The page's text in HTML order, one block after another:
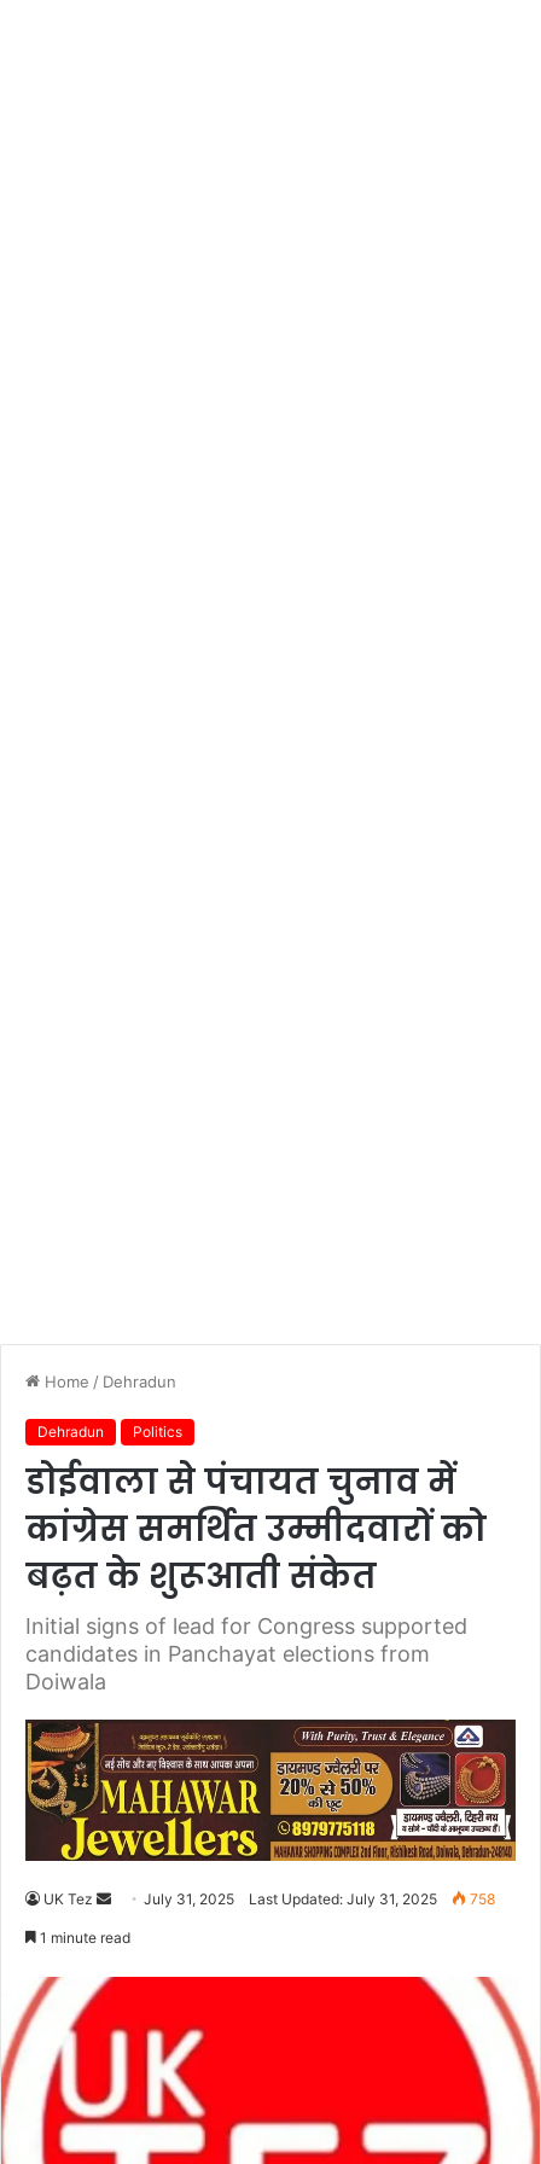
Home / Dehradun
Dehradun Politics
डोईवाला से पंचायत चुनाव में
कांग्रेस समर्थित उम्मीदवारों को
बढ़त के शुरूआती संकेत
Initial signs of lead for Congress supported
candidates in Panchayat elections from
Doiwala
UK Tez
d
m
a
i
July 31, 2025 Last Updated: July 31, 2025 758
1 minute read